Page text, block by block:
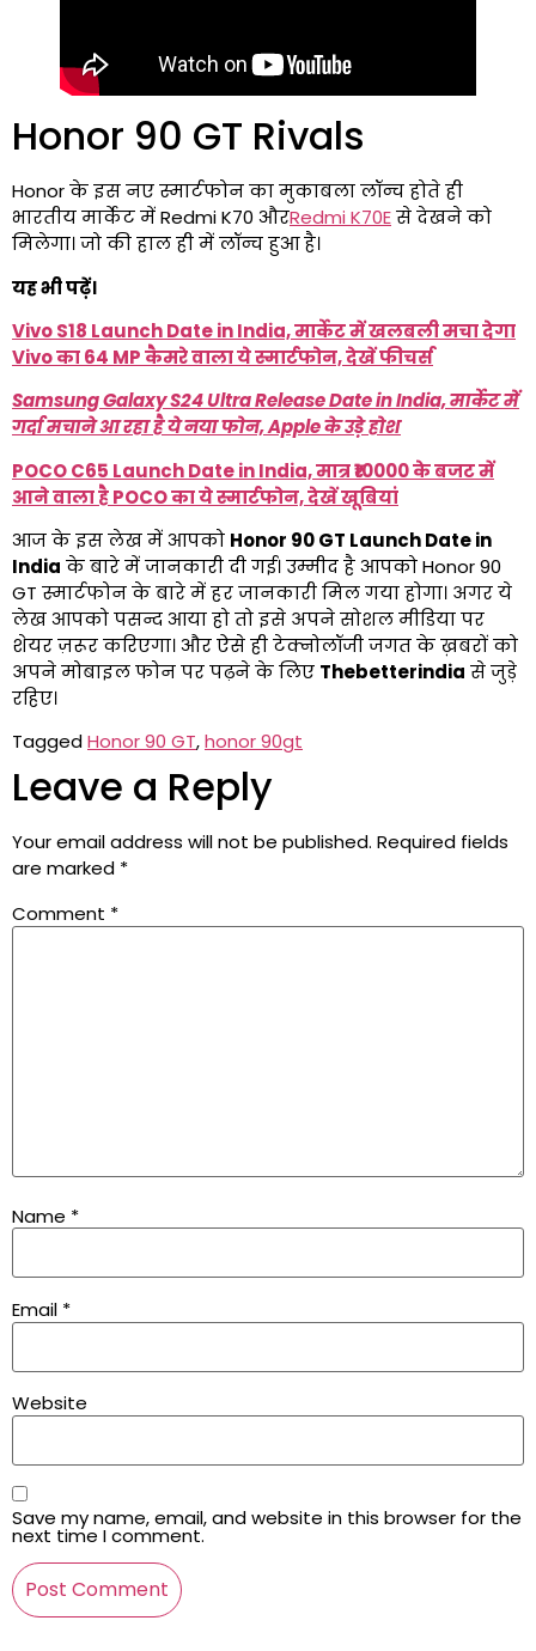
Honor 90 GT Rivals
Honor के इस नए स्मार्टफोन का मुकाबला लॉन्च होते ही
भारतीय मार्केट में Redmi K70 औरRedmi K70Eसे देखने को
मिलेगा। जो की हाल ही में लॉन्च हुआ है।
यह भी पढ़ें।
Vivo S18 Launch Date in India, मार्केट में खलबली मचा देगा
Vivo का 64 MP कैमरे वाला ये स्मार्टफोन, देखें फीचर्स
Samsung Galaxy S24 Ultra Release Date in India, मार्केट में
गर्दा मचाने आ रहा है ये नया फोन, Apple के उड़े होश
POCO C65 Launch Date in India, मात्र ₹10000 के बजट में
आने वाला है POCO का ये स्मार्टफोन, देखें खूबियां
आज के इस लेख में आपको Honor 90 GT Launch Date in
India के बारे में जानकारी दी गई। उम्मीद है आपको Honor 90
GT स्मार्टफोन के बारे में हर जानकारी मिल गया होगा। अगर ये
लेख आपको पसन्द आया हो तो इसे अपने सोशल मीडिया पर
शेयर ज़रूर करिएगा। और ऐसे ही टेक्नोलॉजी जगत के ख़बरों को
अपने मोबाइल फोन पर पढ़ने के लिए Thebetterindia से जुड़े
रहिए।
TaggedHonor 90 GT,honor 90gt
Leave a Reply
Your email address will not be published. Required fields
are marked *
Comment *
Name *
Email *
Website
Save my name, email, and website in this browser for the
next time I comment.